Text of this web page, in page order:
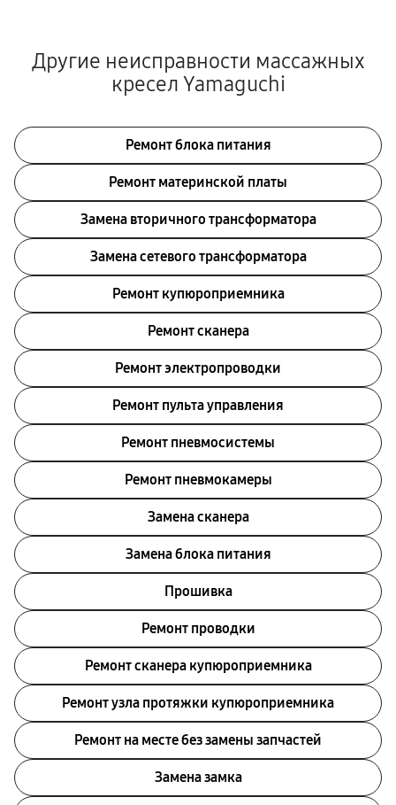
Другие неисправности массажных
кресел Yamaguchi
Ремонт блока питания
Ремонт материнской платы
Замена вторичного трансформатора
Замена сетевого трансформатора
Ремонт купюроприемника
Ремонт сканера
Ремонт электропроводки
Ремонт пульта управления
Ремонт пневмосистемы
Ремонт пневмокамеры
Замена сканера
Замена блока питания
Прошивка
Ремонт проводки
Ремонт сканера купюроприемника
Ремонт узла протяжки купюроприемника
Ремонт на месте без замены запчастей
Замена замка